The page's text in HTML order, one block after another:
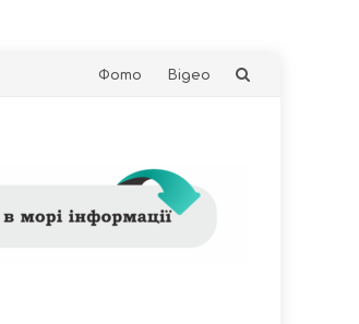
Skip
Фото Відео